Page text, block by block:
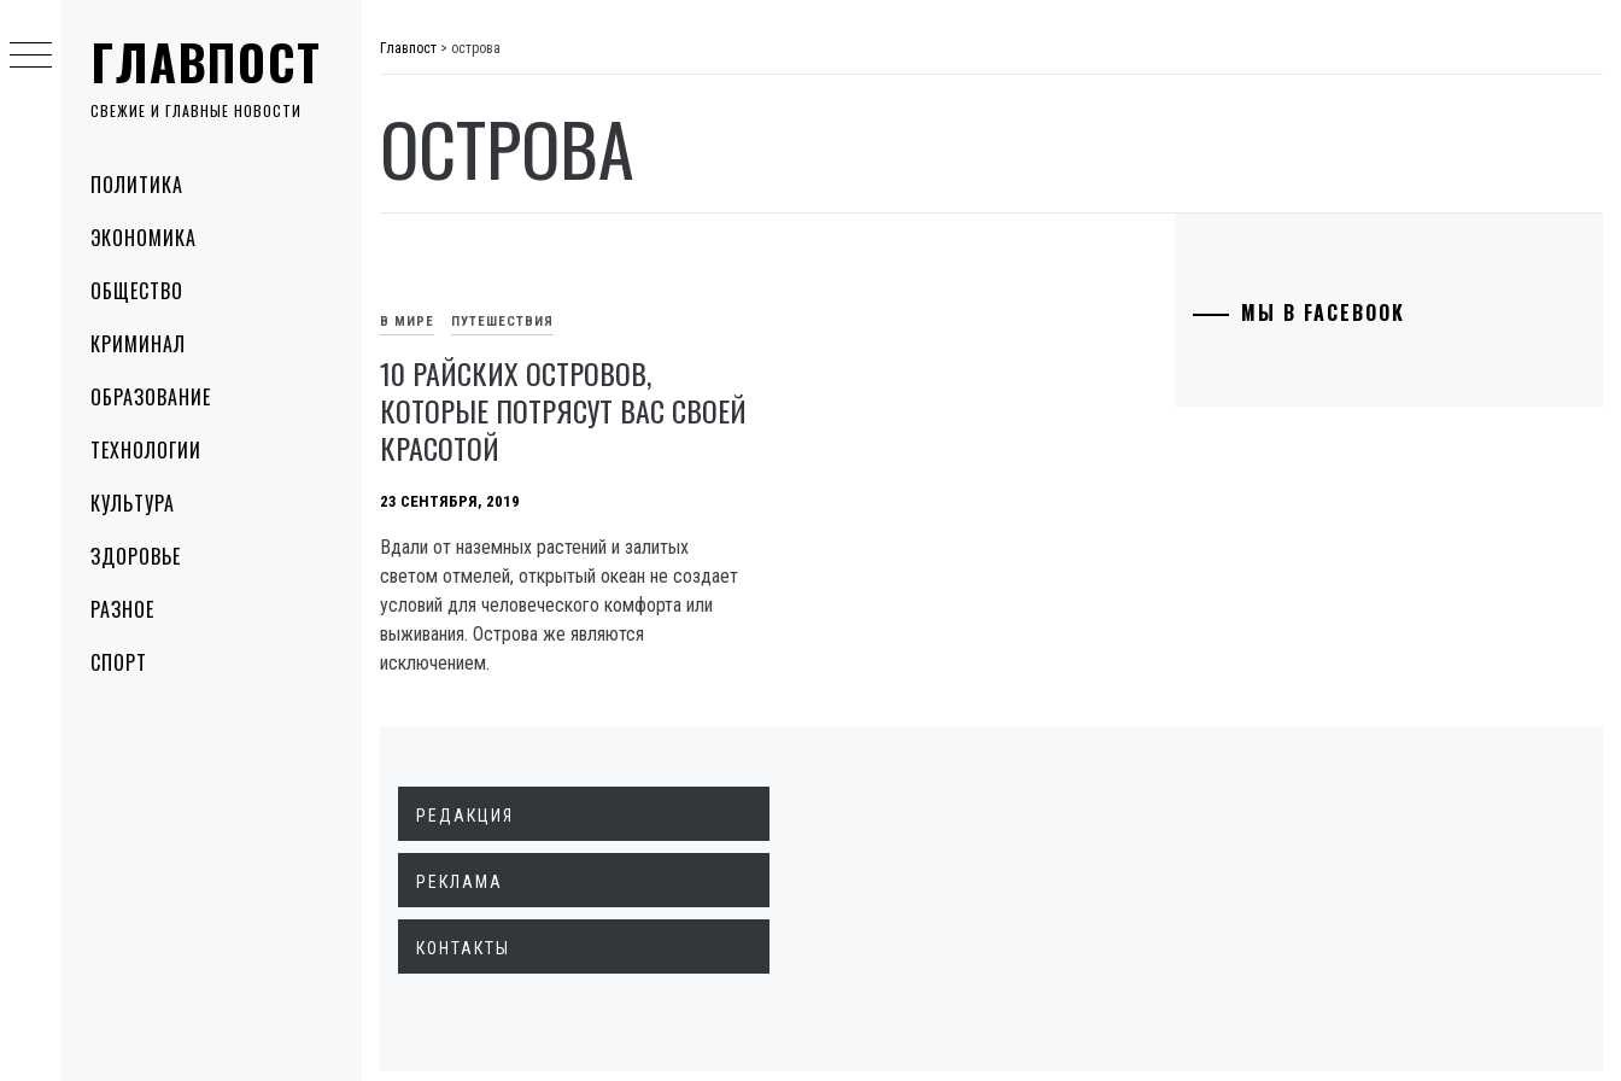
ГЛАВПОСТ
СВЕЖИЕ И ГЛАВНЫЕ НОВОСТИ
MenuПОЛИТИКА
ЭКОНОМИКА
ОБЩЕСТВО
КРИМИНАЛ
ОБРАЗОВАНИЕ
ТЕХНОЛОГИИ
КУЛЬТУРА
ЗДОРОВЬЕ
РАЗНОЕ
СПОРТ
to
content
Главпост > острова
ОСТРОВА
В МИРЕ ПУТЕШЕСТВИЯ
10 РАЙСКИХ ОСТРОВОВ,
КОТОРЫЕ ПОТРЯСУТ ВАС СВОЕЙ
КРАСОТОЙ
23 СЕНТЯБРЯ, 2019
Вдали от наземных растений и залитых
светом отмелей, открытый океан не создает
условий для человеческого комфорта или
выживания. Острова же являются
исключением.
МЫ В FACEBOOK
РЕДАКЦИЯ
РЕКЛАМА
КОНТАКТЫ